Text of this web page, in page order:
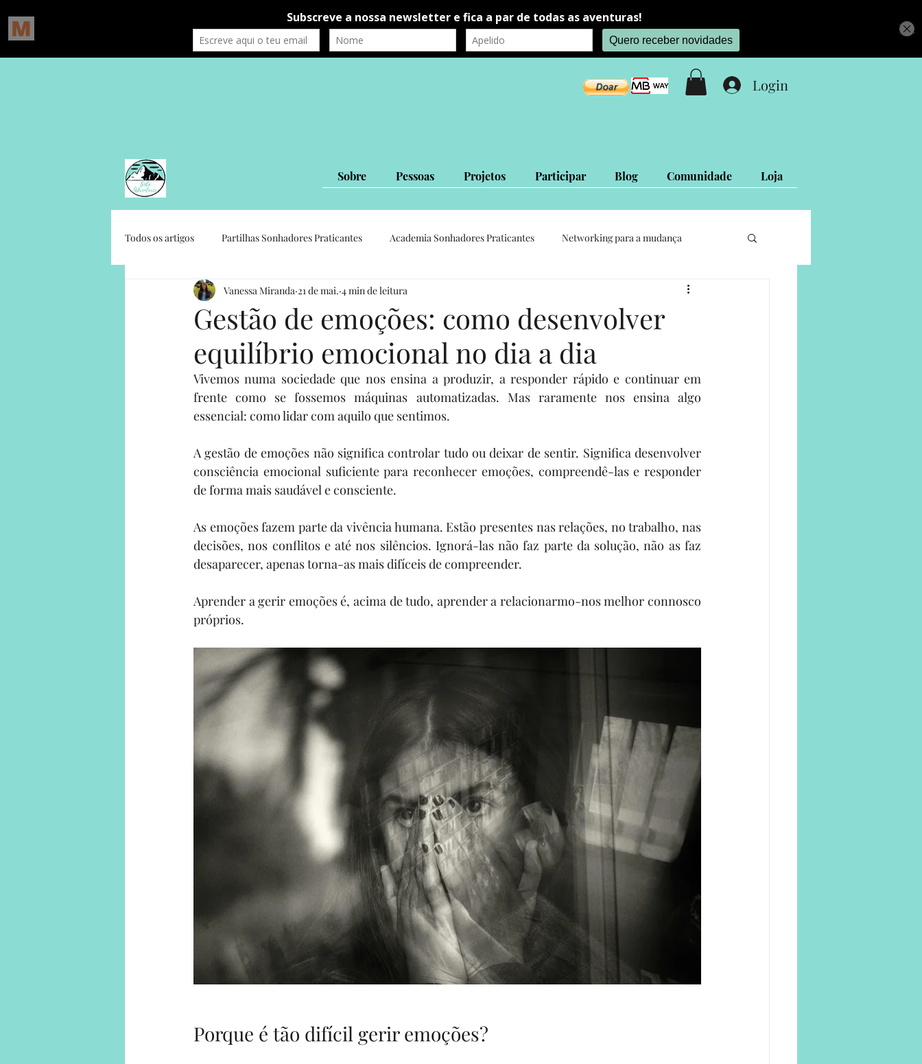
Login
Sobre Pessoas Projetos Participar Blog Comunidade Loja
Todos os artigos Partilhas Sonhadores Praticantes Academia Sonhadores Praticantes Networking para a mudança
Gratidão Social Crónicas autorrealização autoconhecimento
Human on a mission Solo Adventurers livros por uma causa Eventos Sua comunidade
Solo Adventures Explica Parcerias Programa Sonhadores Praticantes
Gestão de emoções: como desenvolver
equilíbrio emocional no dia a dia
Vanessa Miranda 21 de mai. 4 min de leitura
Vivemos numa sociedade que nos ensina a produzir, a responder rápido e continuar em
frente como se fossemos máquinas automatizadas. Mas raramente nos ensina algo
essencial: como lidar com aquilo que sentimos.
A gestão de emoções não significa controlar tudo ou deixar de sentir. Significa desenvolver
consciência emocional suficiente para reconhecer emoções, compreendê-las e responder
de forma mais saudável e consciente.
As emoções fazem parte da vivência humana. Estão presentes nas relações, no trabalho, nas
decisões, nos conflitos e até nos silêncios. Ignorá-las não faz parte da solução, não as faz
desaparecer, apenas torna-as mais difíceis de compreender.
Aprender a gerir emoções é, acima de tudo, aprender a relacionarmo-nos melhor connosco
próprios.
Porque é tão difícil gerir emoções?